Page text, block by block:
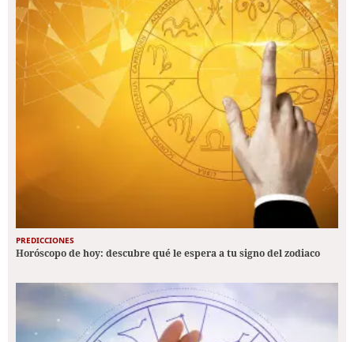
PREDICCIONES
Horóscopo de hoy: descubre qué le espera a tu signo del zodiaco